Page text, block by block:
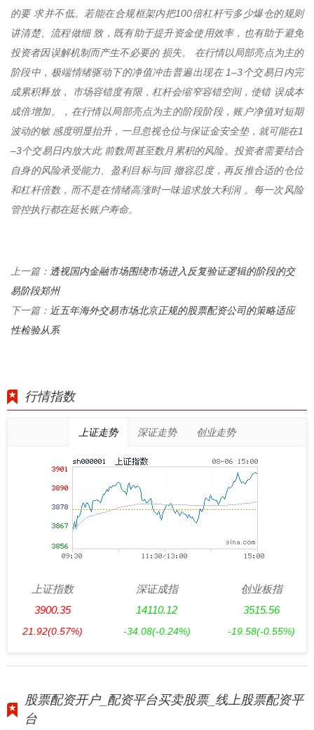
的要 求并不低。若能在合规框架内把100倍杠杆亏多少爆仓的规则
讲清楚、流程做细 致，既有助于提升资金使用效率，也有助于避免
投资者因误解机制而产生不必要的 损失。 在行情以局部亮点为主的
阶段中，极端情绪驱动下的净值冲击普遍出现在 1–3个交易日内完
成累积释放， 市场容错度有限，杠杆会缩窄容错空间，使错 误成本
成倍增加。，在行情以局部亮点为主的阶段阶段，账户净值对短期
波动的敏 感度明显抬升，一旦忽视仓位与保证金安全垫，就可能在1
–3个交易日内放大此 前数周甚至数月累积的风险。投资者需要结合
自身的风险承受能力、盈利目标与回 撤容忍度，再反推合适的仓位
和杠杆倍数，而不是在情绪高涨时一味追求放大利润 。每一次风险
管控执行都在延长账户寿命。
上一篇： 透视国内金融市场围绕市场进入反复验证逻辑的阶段的交
易阶段郑州
下一篇： 近五年海外交易市场北京正规的股票配资公司的策略适应
性检验从系
行情指数
上证走势 深证走势 创业走势
上证指数
3900.35
21.92(0.57%)
深证成指
14110.12
-34.08(-0.24%)
创业板指
3515.56
-19.58(-0.55%)
股票配资开户_配资平台买卖股票_线上股票配资平
台